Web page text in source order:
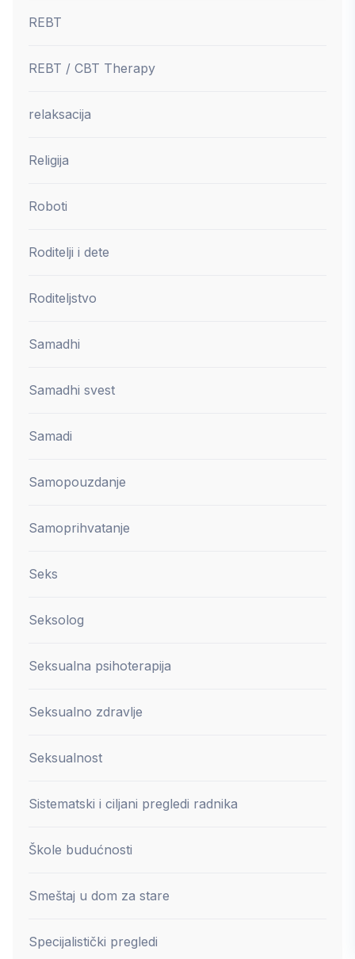
REBT
REBT / CBT Therapy
relaksacija
Religija
Roboti
Roditelji i dete
Roditeljstvo
Samadhi
Samadhi svest
Samadi
Samopouzdanje
Samoprihvatanje
Seks
Seksolog
Seksualna psihoterapija
Seksualno zdravlje
Seksualnost
Sistematski i ciljani pregledi radnika
Škole budućnosti
Smeštaj u dom za stare
Specijalistički pregledi